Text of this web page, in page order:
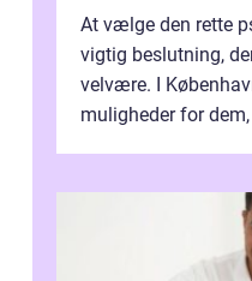
At vælge den rette
vigtig beslutning,
velvære. I
muligheder for